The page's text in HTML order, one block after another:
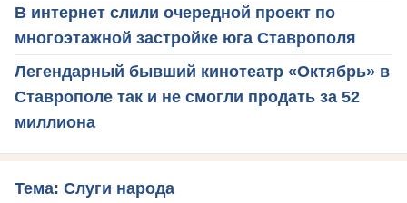
В интернет слили очередной проект по
многоэтажной застройке юга Ставрополя
Легендарный бывший кинотеатр «Октябрь» в
Ставрополе так и не смогли продать за 52
миллиона
Тема: Слуги народа